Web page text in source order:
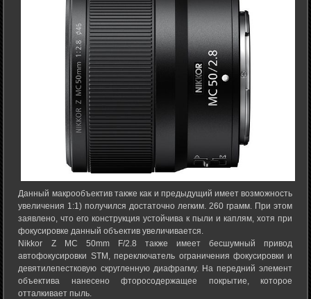
Данный макрообъектив также как и предыдущий имеет возможность
увеличения 1:1) получился достаточно легким. 260 грамм. При этом
заявлено, что его конструкция устойчива к пыли и каплям, хотя при
фокусировке данный объектив увеличивается.
Nikkor Z MC 50mm F/2.8 также имеет бесшумный привод
автофокусировки STM, переключатель ограничения фокусировки и
девятилепестковую скругленную диафрагму. На передний элемент
объектива нанесено фторосодержащее покрытие, которое
отталкивает пыль.